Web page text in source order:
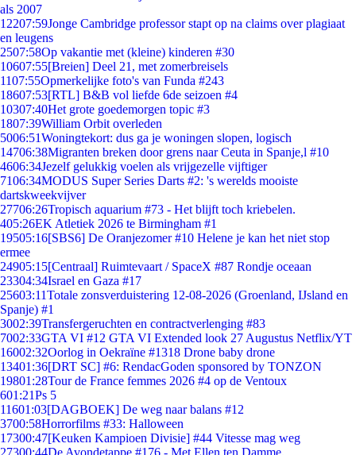
als 2007
12207:59Jonge Cambridge professor stapt op na claims over plagiaat
en leugens
2507:58Op vakantie met (kleine) kinderen #30
10607:55[Breien] Deel 21, met zomerbreisels
1107:55Opmerkelijke foto's van Funda #243
18607:53[RTL] B&B vol liefde 6de seizoen #4
10307:40Het grote goedemorgen topic #3
1807:39William Orbit overleden
5006:51Woningtekort: dus ga je woningen slopen, logisch
14706:38Migranten breken door grens naar Ceuta in Spanje,l #10
4606:34Jezelf gelukkig voelen als vrijgezelle vijftiger
7106:34MODUS Super Series Darts #2: 's werelds mooiste
dartskweekvijver
27706:26Tropisch aquarium #73 - Het blijft toch kriebelen.
405:26EK Atletiek 2026 te Birmingham #1
19505:16[SBS6] De Oranjezomer #10 Helene je kan het niet stop
ermee
24905:15[Centraal] Ruimtevaart / SpaceX #87 Rondje oceaan
23304:34Israel en Gaza #17
25603:11Totale zonsverduistering 12-08-2026 (Groenland, IJsland en
Spanje) #1
3002:39Transfergeruchten en contractverlenging #83
7002:33GTA VI #12 GTA VI Extended look 27 Augustus Netflix/YT
16002:32Oorlog in Oekraïne #1318 Drone baby drone
13401:36[DRT SC] #6: RendacGoden sponsored by TONZON
19801:28Tour de France femmes 2026 #4 op de Ventoux
601:21Ps 5
11601:03[DAGBOEK] De weg naar balans #12
3700:58Horrorfilms #33: Halloween
17300:47[Keuken Kampioen Divisie] #44 Vitesse mag weg
27300:44De Avondetappe #176 - Met Ellen ten Damme.